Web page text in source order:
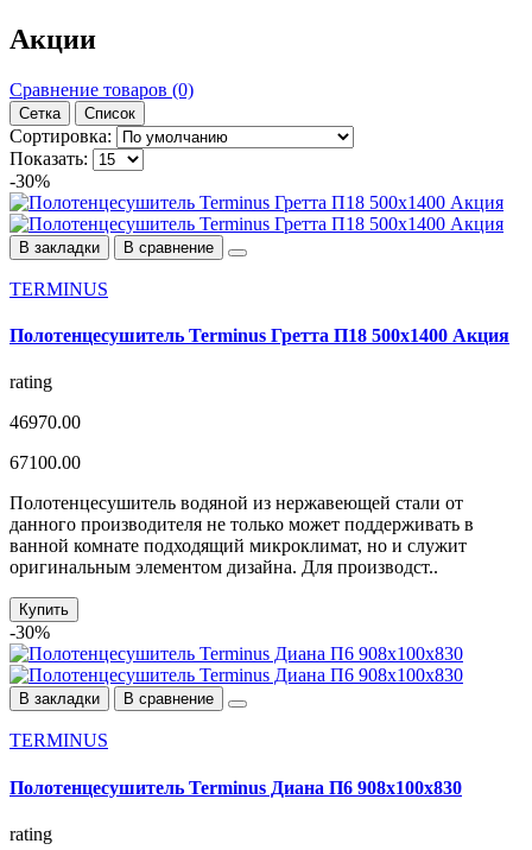
Акции
Сравнение товаров (0)
Сетка Список
Сортировка:
Показать:
-30%
В закладки В сравнение
TERMINUS
Полотенцесушитель Terminus Гретта П18 500х1400 Акция
rating
46970.00
67100.00
Полотенцесушитель водяной из нержавеющей стали от
данного производителя не только может поддерживать в
ванной комнате подходящий микроклимат, но и служит
оригинальным элементом дизайна. Для производст..
Купить
-30%
В закладки В сравнение
TERMINUS
Полотенцесушитель Terminus Диана П6 908х100х830
rating